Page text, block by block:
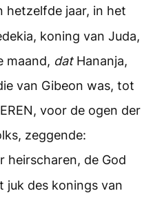
hetzelfde jaar, in het
koning van Juda,
maand, datHananja,
van Gibeon was, tot
voor de ogen der
zeggende:
heirscharen, de God
juk des konings van